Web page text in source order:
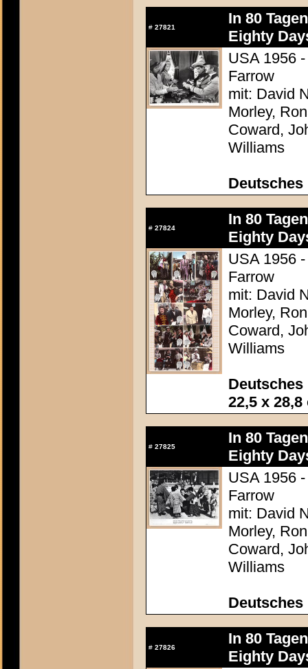
# 27821
In 80
Eighty
USA 1956
Farrow
mit: David
Morley,
Coward,
Williams
# 27824
In 80
Eighty
USA 1956
Farrow
mit: David
Morley,
Coward,
Williams
22,5 x 28,8
# 27825
In 80
Eighty
USA 1956
Farrow
mit: David
Morley,
Coward,
Williams
# 27826
In 80
Eighty